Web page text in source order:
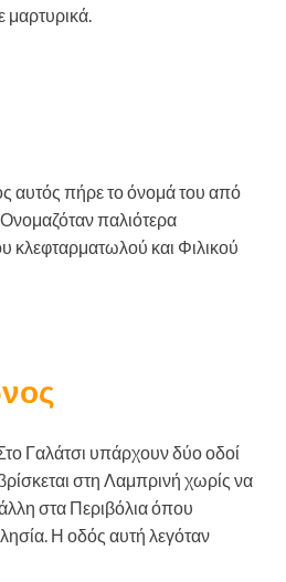
μαρτυρικά.
πήρε το όνομά του από
παλιότερα
κλεφταρματωλού και Φιλικού
Γαλάτσι υπάρχουν δύο οδοί
στη Λαμπρινή χωρίς να
στα Περιβόλια όπου
Η οδός αυτή λεγόταν